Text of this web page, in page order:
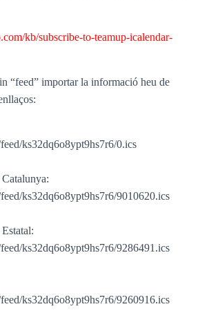
kb/subscribe-to-teamup-icalendar-
“feed” importar la informació heu de
ks32dq6o8ypt9hs7r6/0.ics
ks32dq6o8ypt9hs7r6/9010620.ics
ks32dq6o8ypt9hs7r6/9286491.ics
ks32dq6o8ypt9hs7r6/9260916.ics